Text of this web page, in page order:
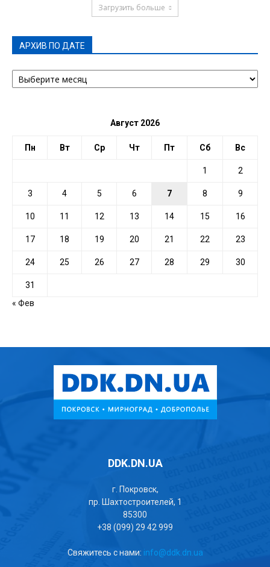
Загрузить больше
АРХИВ ПО ДАТЕ
АРХИВ
ПО
Август 2026
Пн Вт Ср Чт Пт Сб Вс
1 2
3 4 5 6 7 8 9
10 11 12 13 14 15 16
17 18 19 20 21 22 23
24 25 26 27 28 29 30
31
« Фев
DDK.DN.UA
г. Покровск,
пр. Шахтостроителей, 1
85300
+38 (099) 29 42 999
Свяжитесь с нами: info@ddk.dn.ua